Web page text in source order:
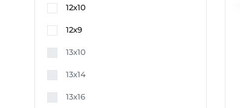
12х10
12х9
13x10
13x14
13x16